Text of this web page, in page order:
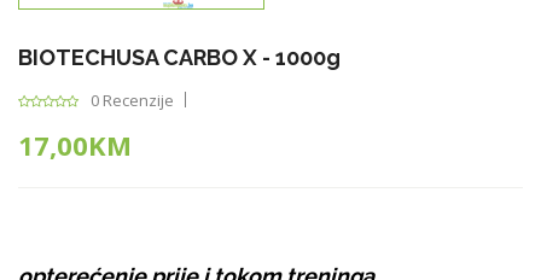
BIOTECHUSA CARBO X - 1000g
0 Recenzije
17,00KM